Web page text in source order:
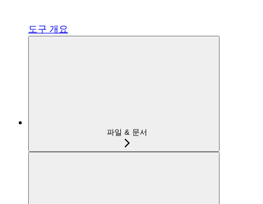
도구 개요
파일 & 문서